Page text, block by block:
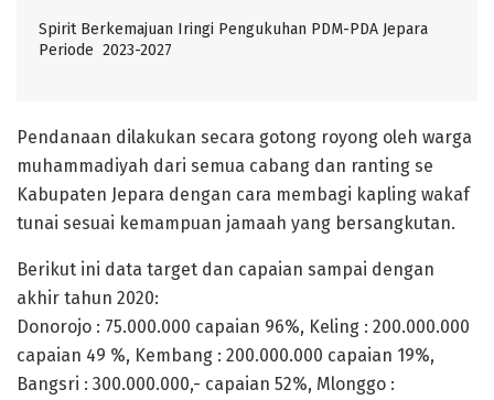
Spirit Berkemajuan Iringi Pengukuhan PDM-PDA Jepara
Periode 2023-2027
Pendanaan dilakukan secara gotong royong oleh warga
muhammadiyah dari semua cabang dan ranting se
Kabupaten Jepara dengan cara membagi kapling wakaf
tunai sesuai kemampuan jamaah yang bersangkutan.
Berikut ini data target dan capaian sampai dengan
akhir tahun 2020:
Donorojo : 75.000.000 capaian 96%, Keling : 200.000.000
capaian 49 %, Kembang : 200.000.000 capaian 19%,
Bangsri : 300.000.000,- capaian 52%, Mlonggo :